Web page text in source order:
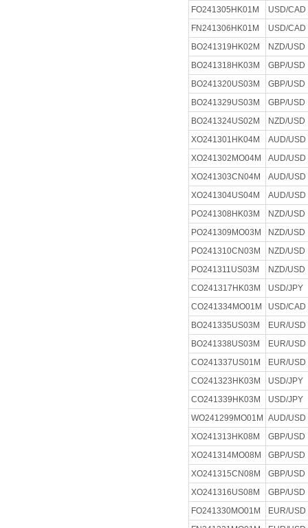
FO241305HK01M
USD/CAD
FN241306HK01M
USD/CAD
BO241319HK02M
NZD/USD
BO241318HK03M
GBP/USD
BO241320US03M
GBP/USD
BO241329US03M
GBP/USD
BO241324US02M
NZD/USD
XO241301HK04M
AUD/USD
XO241302MO04M
AUD/USD
XO241303CN04M
AUD/USD
XO241304US04M
AUD/USD
PO241308HK03M
NZD/USD
PO241309MO03M
NZD/USD
PO241310CN03M
NZD/USD
PO241311US03M
NZD/USD
CO241317HK03M
USD/JPY
CO241334MO01M
USD/CAD
BO241335US03M
EUR/USD
BO241338US03M
EUR/USD
CO241337US01M
EUR/USD
CO241323HK03M
USD/JPY
CO241339HK03M
USD/JPY
WO241299MO01M
AUD/USD
XO241313HK08M
GBP/USD
XO241314MO08M
GBP/USD
XO241315CN08M
GBP/USD
XO241316US08M
GBP/USD
FO241330MO01M
EUR/USD